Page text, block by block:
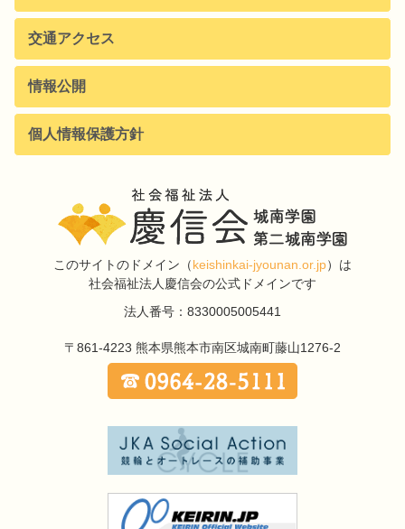
交通アクセス
情報公開
個人情報保護方針
このサイトのドメイン （keishinkai-jyounan.or.jp）は
社会福祉法人慶信会の公式ドメインです
法人番号：8330005005441
〒861-4223 熊本県熊本市南区城南町藤山1276-2